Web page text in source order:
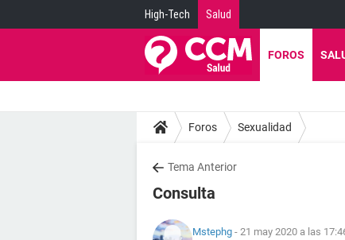
High-Tech Salud
FOROS
Foros Sexualidad
Tema Anterior
Consulta
Mstephg - 21 may 2020 a las